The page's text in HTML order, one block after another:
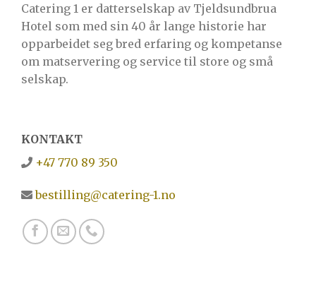
Catering 1 er datterselskap av Tjeldsundbrua
Hotel som med sin 40 år lange historie har
opparbeidet seg bred erfaring og kompetanse
om matservering og service til store og små
selskap.
KONTAKT
+47 770 89 350
bestilling@catering-1.no